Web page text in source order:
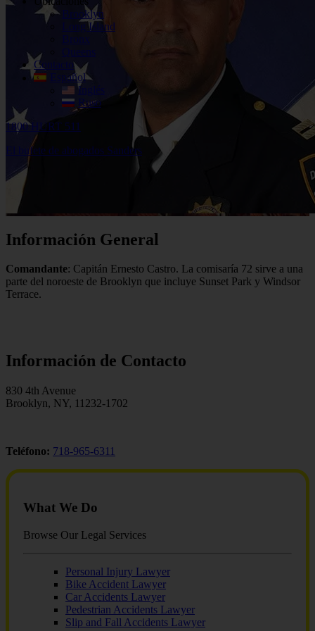
Brooklyn
Long Island
Bronx
Queens
Contacto
Español
Inglés
Ruso
1800 HURT 511
El bufete de abogados Sanders
Información General
Comandante: Capitán Ernesto Castro. La comisaría 72 sirve a una
parte del noroeste de Brooklyn que incluye Sunset Park y Windsor
Terrace.
Información de Contacto
830 4th Avenue
Brooklyn, NY, 11232-1702
Teléfono: 718-965-6311
What We Do
Browse Our Legal Services
Personal Injury Lawyer
Bike Accident Lawyer
Car Accidents Lawyer
Pedestrian Accidents Lawyer
Slip and Fall Accidents Lawyer